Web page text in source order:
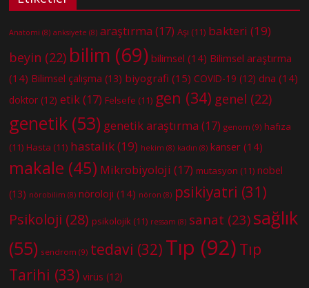
Anatomi (8) anksiyete (8) araştırma (17) Aşı (11) bakteri (19)
beyin (22) bilim (69) bilimsel (14) Bilimsel araştırma
(14) Bilimsel çalışma (13) biyografi (15) COVID-19 (12) dna (14)
doktor (12) etik(17) Felsefe (11) gen (34) genel (22)
genetik (53) genetik araştırma (17) genom (9) hafıza
(11) Hasta (11) hastalık(19) hekim (8) kadın (8) kanser (14)
makale (45) Mikrobiyoloji (17) mutasyon (11) nobel
(13) nörobilim (8) nöroloji (14) nöron (8) psikiyatri (31)
Psikoloji (28) psikolojik (11) ressam (8) sanat (23) sağlık
(55) sendrom (9) tedavi (32) Tıp (92) Tıp
Tarihi (33) virüs (12)